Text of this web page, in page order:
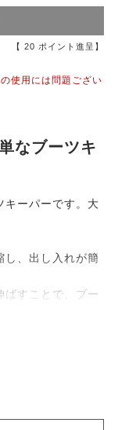
【 20 ポイント進呈】
使用には問題ござい
なブーツキ
キーパーです。大
し、出し入れが簡
ばすことで、ブー
ることも出来ま
も便利。ご自宅